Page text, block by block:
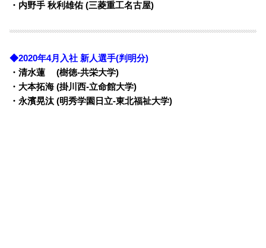
・内野手 秋利雄佑 (三菱重工名古屋)
◆2020年4月入社 新人選手(判明分)
・清水蓮 (樹徳-共栄大学)
・大本拓海 (掛川西-立命館大学)
・永濱晃汰 (明秀学園日立-東北福祉大学)